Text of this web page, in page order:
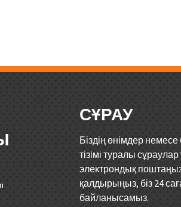
СҰРАУ
Біздің өнімдер
тізімі туралы сұраулар
электрондық
қалдырыңыз, біз 24
байланысамыз.